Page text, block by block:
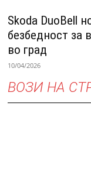
Skoda DuoBell
безбедност за
во град
10/04/2026
ВОЗИ НА